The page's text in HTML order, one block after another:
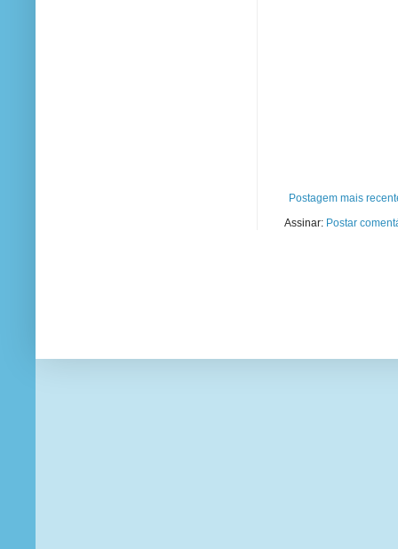
Postagem mais
Assinar: Postar